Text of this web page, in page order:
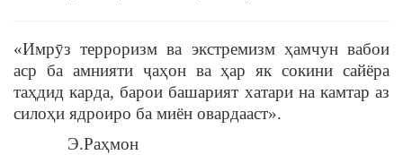
«Имрӯз терроризм ва экстремизм ҳамчун вабои
аср ба амнияти ҷаҳон ва ҳар як сокини сайёра
таҳдид карда, барои башарият хатари на камтар аз
силоҳи ядроиро ба миён овардааст».
Э.Раҳмон